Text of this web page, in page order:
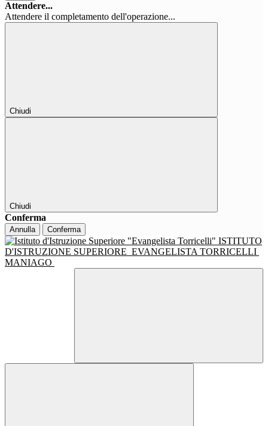
Attendere...
Attendere il completamento dell'operazione...
Chiudi
Chiudi
Conferma
Annulla Conferma
ISTITUTO
D'ISTRUZIONE SUPERIORE EVANGELISTA TORRICELLI
MANIAGO